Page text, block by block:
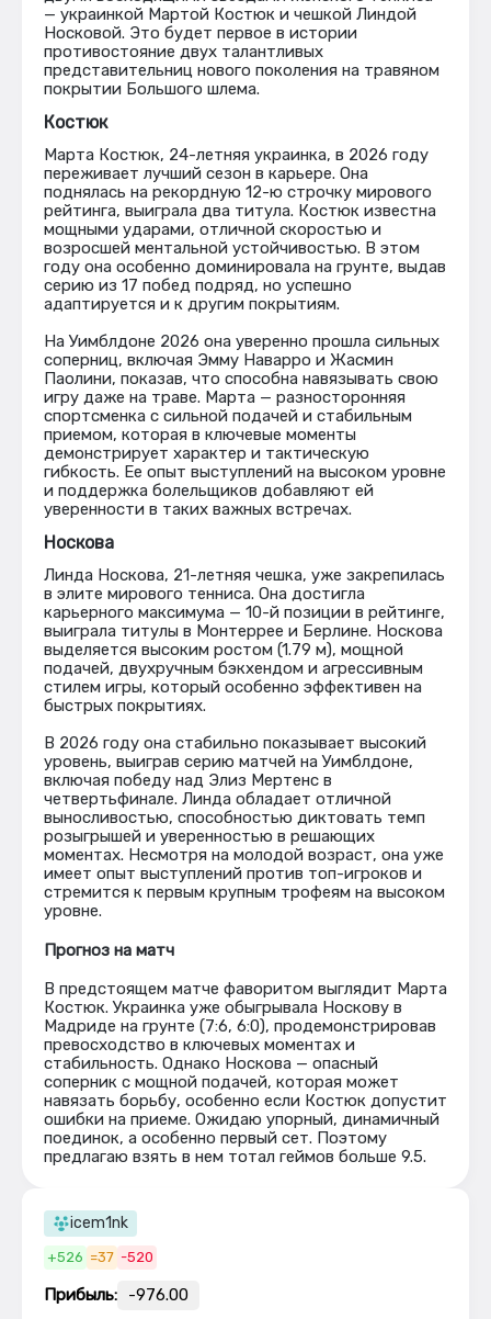
— украинкой Мартой Костюк и чешкой Линдой
Носковой. Это будет первое в истории
противостояние двух талантливых
представительниц нового поколения на травяном
покрытии Большого шлема.
Костюк
Марта Костюк, 24-летняя украинка, в 2026 году
переживает лучший сезон в карьере. Она
поднялась на рекордную 12-ю строчку мирового
рейтинга, выиграла два титула. Костюк известна
мощными ударами, отличной скоростью и
возросшей ментальной устойчивостью. В этом
году она особенно доминировала на грунте, выдав
серию из 17 побед подряд, но успешно
адаптируется и к другим покрытиям.
На Уимблдоне 2026 она уверенно прошла сильных
соперниц, включая Эмму Наварро и Жасмин
Паолини, показав, что способна навязывать свою
игру даже на траве. Марта — разносторонняя
спортсменка с сильной подачей и стабильным
приемом, которая в ключевые моменты
демонстрирует характер и тактическую
гибкость. Ее опыт выступлений на высоком уровне
и поддержка болельщиков добавляют ей
уверенности в таких важных встречах.
Носкова
Линда Носкова, 21-летняя чешка, уже закрепилась
в элите мирового тенниса. Она достигла
карьерного максимума — 10-й позиции в рейтинге,
выиграла титулы в Монтеррее и Берлине. Носкова
выделяется высоким ростом (1.79 м), мощной
подачей, двухручным бэкхендом и агрессивным
стилем игры, который особенно эффективен на
быстрых покрытиях.
В 2026 году она стабильно показывает высокий
уровень, выиграв серию матчей на Уимблдоне,
включая победу над Элиз Мертенс в
четвертьфинале. Линда обладает отличной
выносливостью, способностью диктовать темп
розыгрышей и уверенностью в решающих
моментах. Несмотря на молодой возраст, она уже
имеет опыт выступлений против топ-игроков и
стремится к первым крупным трофеям на высоком
уровне.
Прогноз на матч
В предстоящем матче фаворитом выглядит Марта
Костюк. Украинка уже обыгрывала Носкову в
Мадриде на грунте (7:6, 6:0), продемонстрировав
превосходство в ключевых моментах и
стабильность. Однако Носкова — опасный
соперник с мощной подачей, которая может
навязать борьбу, особенно если Костюк допустит
ошибки на приеме. Ожидаю упорный, динамичный
поединок, а особенно первый сет. Поэтому
предлагаю взять в нем тотал геймов больше 9.5.
icem1nk
+526 =37 -520
Прибыль: -976.00